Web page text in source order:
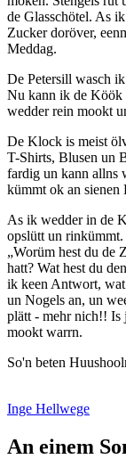
de Glasschötel. As
Zucker doröver,
Meddag.
De Petersill wasch
Nu kann ik de Köök
wedder rein mookt
De Klock is meist
T-Shirts, Blusen un
fardig un kann allns
kümmt ok an sienen
As ik wedder in de
opslütt un
Worüm hest du de
hatt? Wat hest du
ik keen Antwort,
un Nogels an, un
plätt - mehr nich!! Is
mookt warrn.
So'n beten
Inge Hellwege
An einem